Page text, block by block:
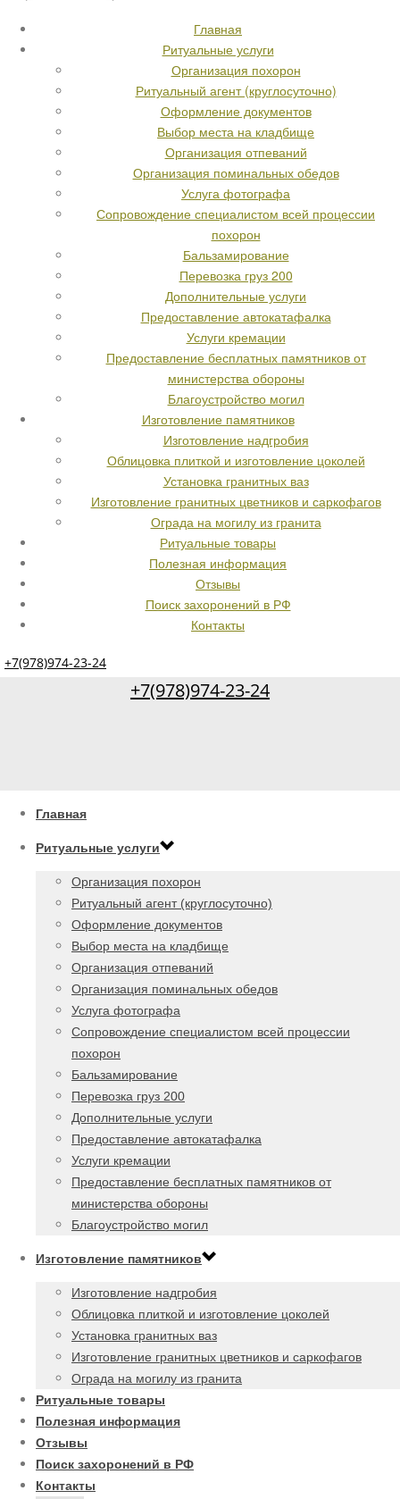
Главная
Ритуальные услуги
Организация похорон
Ритуальный агент (круглосуточно)
Оформление документов
Выбор места на кладбище
Организация отпеваний
Организация поминальных обедов
Услуга фотографа
Сопровождение специалистом всей процессии
похорон
Бальзамирование
Перевозка груз 200
Дополнительные услуги
Предоставление автокатафалка
Услуги кремации
Предоставление бесплатных памятников от
министерства обороны
Благоустройство могил
Изготовление памятников
Изготовление надгробия
Облицовка плиткой и изготовление цоколей
Установка гранитных ваз
Изготовление гранитных цветников и саркофагов
Ограда на могилу из гранита
Ритуальные товары
Полезная информация
Отзывы
Поиск захоронений в РФ
Контакты
+7(978)974-23-24
+7(978)974-23-24
Главная
Ритуальные услуги
Организация похорон
Ритуальный агент (круглосуточно)
Оформление документов
Выбор места на кладбище
Организация отпеваний
Организация поминальных обедов
Услуга фотографа
Сопровождение специалистом всей процессии
похорон
Бальзамирование
Перевозка груз 200
Дополнительные услуги
Предоставление автокатафалка
Услуги кремации
Предоставление бесплатных памятников от
министерства обороны
Благоустройство могил
Изготовление памятников
Изготовление надгробия
Облицовка плиткой и изготовление цоколей
Установка гранитных ваз
Изготовление гранитных цветников и саркофагов
Ограда на могилу из гранита
Ритуальные товары
Полезная информация
Отзывы
Поиск захоронений в РФ
Контакты